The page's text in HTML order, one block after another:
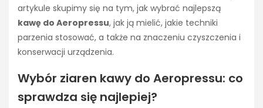
artykule skupimy się na tym, jak wybrać najlepszą
kawę do Aeropressu, jak ją mielić, jakie techniki
parzenia stosować, a także na znaczeniu czyszczenia i
konserwacji urządzenia.
Wybór ziaren kawy do Aeropressu: co
sprawdza się najlepiej?